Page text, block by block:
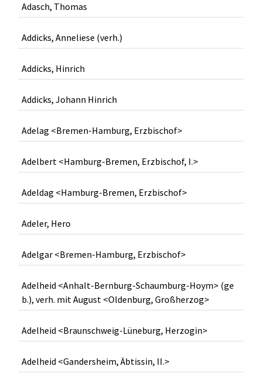
Adasch, Thomas
Addicks, Anneliese (verh.)
Addicks, Hinrich
Addicks, Johann Hinrich
Adelag <Bremen-Hamburg, Erzbischof>
Adelbert <Hamburg-Bremen, Erzbischof, I.>
Adeldag <Hamburg-Bremen, Erzbischof>
Adeler, Hero
Adelgar <Bremen-Hamburg, Erzbischof>
Adelheid <Anhalt-Bernburg-Schaumburg-Hoym> (ge
b.), verh. mit August <Oldenburg, Großherzog>
Adelheid <Braunschweig-Lüneburg, Herzogin>
Adelheid <Gandersheim, Äbtissin, II.>